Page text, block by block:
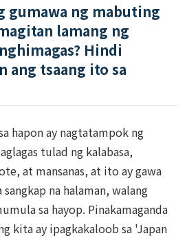
gumawa ng mabuting
lamang ng
Hindi
ang tsaang ito sa
hapon ay nagtatampok ng
tulad ng kalabasa,
at mansanas, at ito ay gawa
na halaman, walang
sa hayop. Pinakamaganda
kita ay ipagkakaloob sa 'Japan